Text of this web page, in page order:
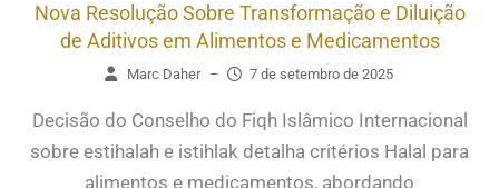
Nova Resolução Sobre Transformação e Diluição
de Aditivos em Alimentos e Medicamentos
Marc Daher – 7 de setembro de 2025
Decisão do Conselho do Fiqh Islâmico Internacional
sobre estihalah e istihlak detalha critérios Halal para
alimentos e medicamentos, abordando